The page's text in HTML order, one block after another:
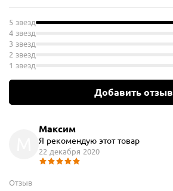
1 звезд
2 звезд
3 звезд
4 звезд
5 звезд
Добавить отзыв
Максим
Я рекомендую этот товар
22 декабря 2020
Отзыв